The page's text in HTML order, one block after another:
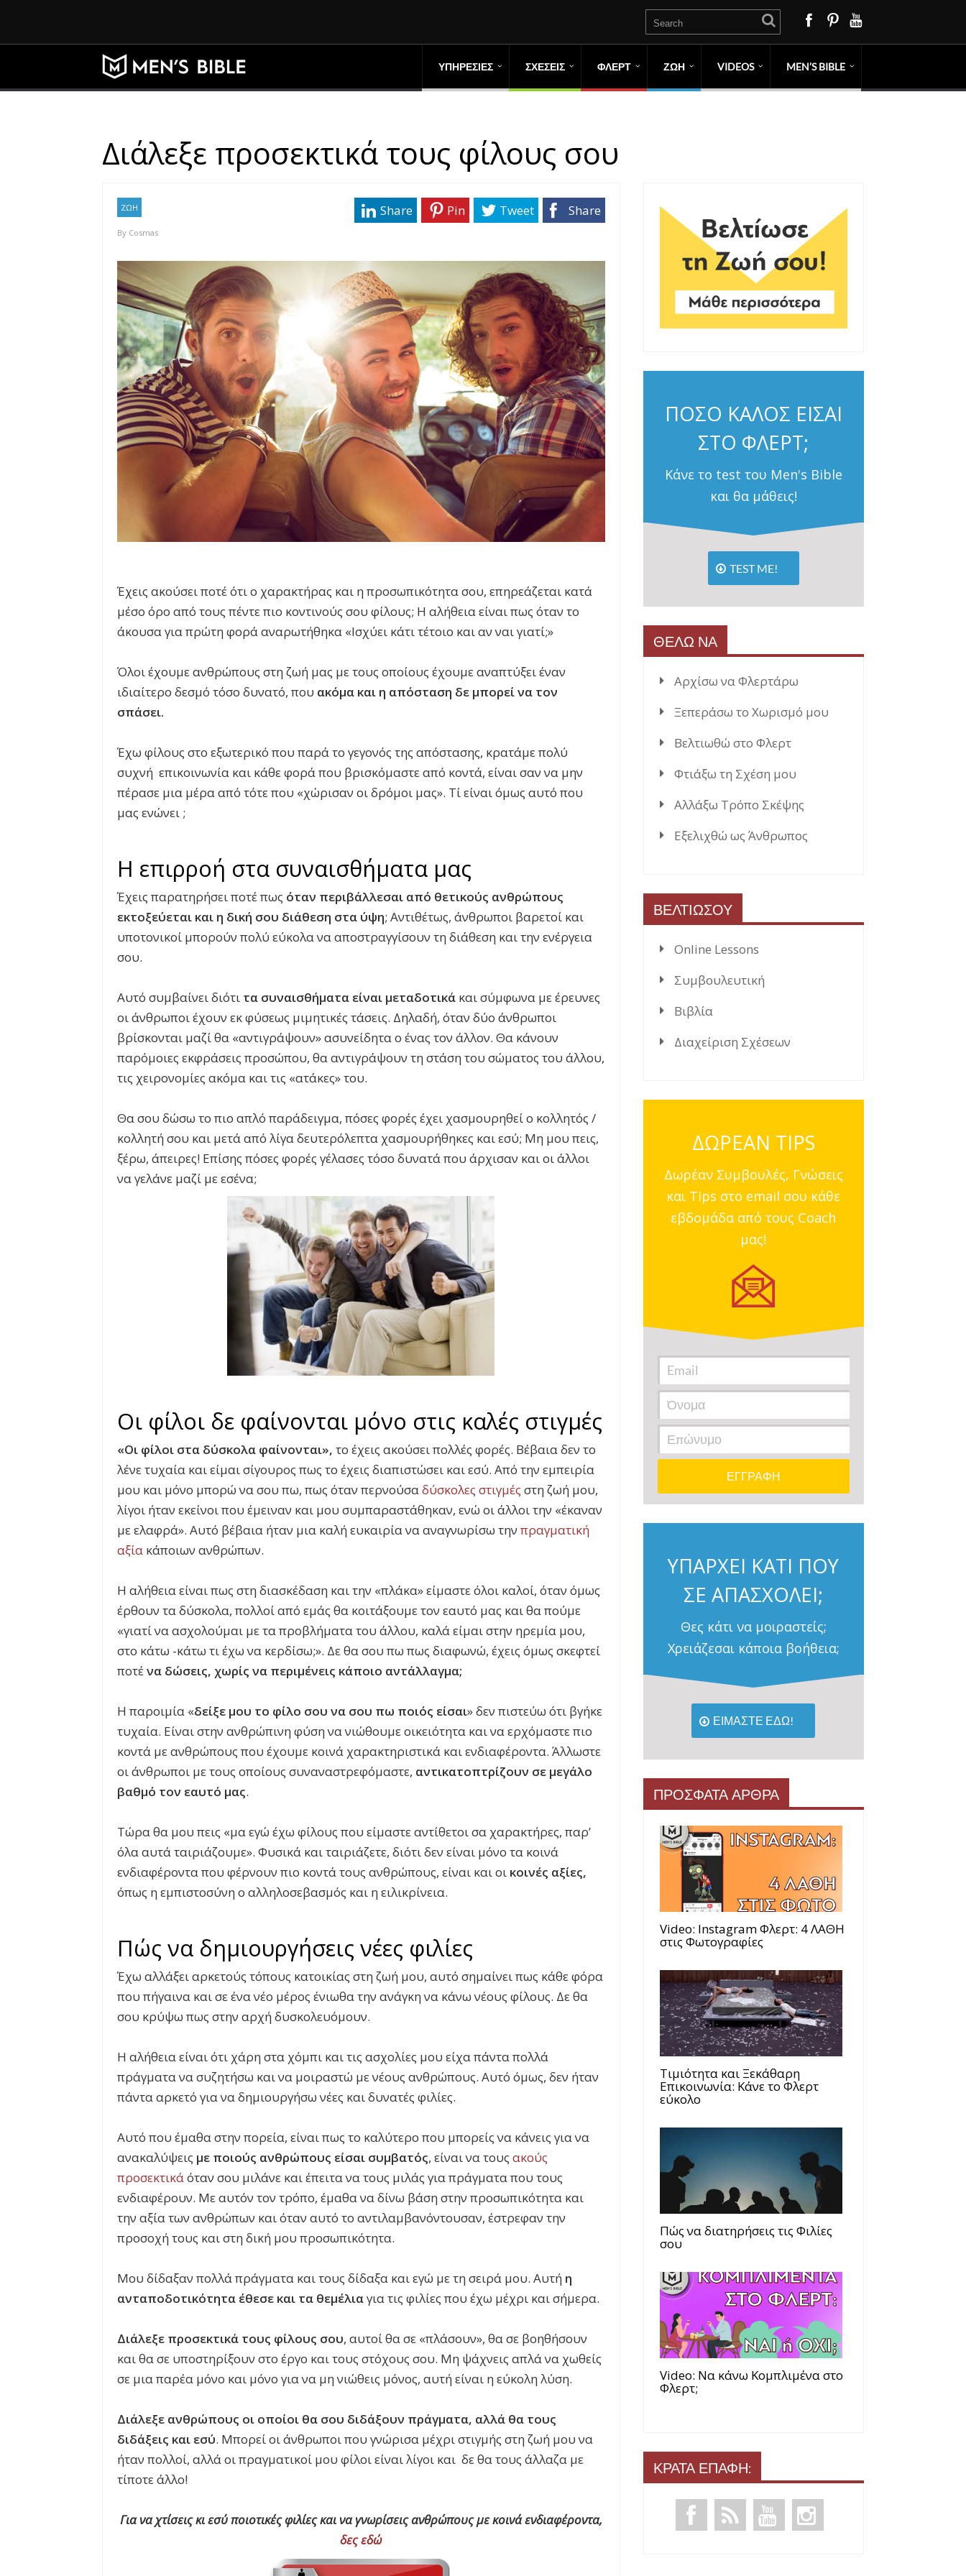
ΥΠΗΡΕΣΙΕΣ ΣΧΕΣΕΙΣ ΦΛΕΡΤ ΖΩΗ VIDEOS MEN’S BIBLE
Διάλεξε προσεκτικά τους φίλους σου
ΖΩΗ
By Cosmas
Share
Tweet
Pin
Share
Έχεις ακούσει ποτέ ότι ο χαρακτήρας και η προσωπικότητα σου, επηρεάζεται κατά
μέσο όρο από τους πέντε πιο κοντινούς σου φίλους; Η αλήθεια είναι πως όταν το
άκουσα για πρώτη φορά αναρωτήθηκα «Ισχύει κάτι τέτοιο και αν ναι γιατί;»
Όλοι έχουμε ανθρώπους στη ζωή μας με τους οποίους έχουμε αναπτύξει έναν
ιδιαίτερο δεσμό τόσο δυνατό, που ακόμα και η απόσταση δε μπορεί να τον
σπάσει.
Έχω φίλους στο εξωτερικό που παρά το γεγονός της απόστασης, κρατάμε πολύ
συχνή επικοινωνία και κάθε φορά που βρισκόμαστε από κοντά, είναι σαν να μην
πέρασε μια μέρα από τότε που «χώρισαν οι δρόμοι μας». Τί είναι όμως αυτό που
μας ενώνει ;
Η επιρροή στα συναισθήματα μας
Έχεις παρατηρήσει ποτέ πως όταν περιβάλλεσαι από θετικούς ανθρώπους
εκτοξεύεται και η δική σου διάθεση στα ύψη; Αντιθέτως, άνθρωποι βαρετοί και
υποτονικοί μπορούν πολύ εύκολα να αποστραγγίσουν τη διάθεση και την ενέργεια
σου.
Αυτό συμβαίνει διότι τα συναισθήματα είναι μεταδοτικά και σύμφωνα με έρευνες
οι άνθρωποι έχουν εκ φύσεως μιμητικές τάσεις. Δηλαδή, όταν δύο άνθρωποι
βρίσκονται μαζί θα «αντιγράψουν» ασυνείδητα ο ένας τον άλλον. Θα κάνουν
παρόμοιες εκφράσεις προσώπου, θα αντιγράψουν τη στάση του σώματος του άλλου,
τις χειρονομίες ακόμα και τις «ατάκες» του.
Θα σου δώσω το πιο απλό παράδειγμα, πόσες φορές έχει χασμουρηθεί ο κολλητός /
κολλητή σου και μετά από λίγα δευτερόλεπτα χασμουρήθηκες και εσύ; Μη μου πεις,
ξέρω, άπειρες! Επίσης πόσες φορές γέλασες τόσο δυνατά που άρχισαν και οι άλλοι
να γελάνε μαζί με εσένα;
Οι φίλοι δε φαίνονται μόνο στις καλές στιγμές
«Οι φίλοι στα δύσκολα φαίνονται», το έχεις ακούσει πολλές φορές. Βέβαια δεν το
λένε τυχαία και είμαι σίγουρος πως το έχεις διαπιστώσει και εσύ. Από την εμπειρία
μου και μόνο μπορώ να σου πω, πως όταν περνούσαδύσκολες στιγμές στη ζωή μου,
λίγοι ήταν εκείνοι που έμειναν και μου συμπαραστάθηκαν, ενώ οι άλλοι την «έκαναν
με ελαφρά». Αυτό βέβαια ήταν μια καλή ευκαιρία να αναγνωρίσω την πραγματική
αξία κάποιων ανθρώπων.
Η αλήθεια είναι πως στη διασκέδαση και την «πλάκα» είμαστε όλοι καλοί, όταν όμως
έρθουν τα δύσκολα, πολλοί από εμάς θα κοιτάξουμε τον εαυτό μας και θα πούμε
«γιατί να ασχολούμαι με τα προβλήματα του άλλου, καλά είμαι στην ηρεμία μου,
στο κάτω -κάτω τι έχω να κερδίσω;». Δε θα σου πω πως διαφωνώ, έχεις όμως σκεφτεί
ποτένα δώσεις, χωρίς να περιμένεις κάποιο αντάλλαγμα;
Η παροιμία «δείξε μου το φίλο σου να σου πω ποιός είσαι» δεν πιστεύω ότι βγήκε
τυχαία. Είναι στην ανθρώπινη φύση να νιώθουμε οικειότητα και να ερχόμαστε πιο
κοντά με ανθρώπους που έχουμε κοινά χαρακτηριστικά και ενδιαφέροντα. Άλλωστε
οι άνθρωποι με τους οποίους συναναστρεφόμαστε, αντικατοπτρίζουν σε μεγάλο
βαθμό τον εαυτό μας.
Τώρα θα μου πεις «μα εγώ έχω φίλους που είμαστε αντίθετοι σα χαρακτήρες, παρ’
όλα αυτά ταιριάζουμε». Φυσικά και ταιριάζετε, διότι δεν είναι μόνο τα κοινά
ενδιαφέροντα που φέρνουν πιο κοντά τους ανθρώπους, είναι και οι κοινές αξίες,
όπως η εμπιστοσύνη ο αλληλοσεβασμός και η ειλικρίνεια.
Πώς να δημιουργήσεις νέες φιλίες
Έχω αλλάξει αρκετούς τόπους κατοικίας στη ζωή μου, αυτό σημαίνει πως κάθε φόρα
που πήγαινα και σε ένα νέο μέρος ένιωθα την ανάγκη να κάνω νέους φίλους. Δε θα
σου κρύψω πως στην αρχή δυσκολευόμουν.
Η αλήθεια είναι ότι χάρη στα χόμπι και τις ασχολίες μου είχα πάντα πολλά
πράγματα να συζητήσω και να μοιραστώ με νέους ανθρώπους. Αυτό όμως, δεν ήταν
πάντα αρκετό για να δημιουργήσω νέες και δυνατές φιλίες.
Αυτό που έμαθα στην πορεία, είναι πως το καλύτερο που μπορείς να κάνεις για να
ανακαλύψεις με ποιούς ανθρώπους είσαι συμβατός, είναι να τους ακούς
προσεκτικάόταν σου μιλάνε και έπειτα να τους μιλάς για πράγματα που τους
ενδιαφέρουν. Με αυτόν τον τρόπο, έμαθα να δίνω βάση στην προσωπικότητα και
την αξία των ανθρώπων και όταν αυτό το αντιλαμβανόντουσαν, έστρεφαν την
προσοχή τους και στη δική μου προσωπικότητα.
Μου δίδαξαν πολλά πράγματα και τους δίδαξα και εγώ με τη σειρά μου. Αυτή η
ανταποδοτικότητα έθεσε και τα θεμέλιαγια τις φιλίες που έχω μέχρι και σήμερα.
Διάλεξε προσεκτικά τους φίλους σου, αυτοί θα σε «πλάσουν», θα σε βοηθήσουν
και θα σε υποστηρίξουν στο έργο και τους στόχους σου. Μη ψάχνεις απλά να χωθείς
σε μια παρέα μόνο και μόνο για να μη νιώθεις μόνος, αυτή είναι η εύκολη λύση.
Διάλεξε ανθρώπους οι οποίοι θα σου διδάξουν πράγματα, αλλά θα τους
διδάξεις και εσύ. Μπορεί οι άνθρωποι που γνώρισα μέχρι στιγμής στη ζωή μου να
ήταν πολλοί, αλλά οι πραγματικοί μου φίλοι είναι λίγοι και δε θα τους άλλαζα με
τίποτε άλλο!
Για να χτίσεις κι εσύ ποιοτικές φιλίες και να γνωρίσεις ανθρώπους με κοινά ενδιαφέροντα,
δες εδώ
ΠΟΣΟ ΚΑΛΟΣ ΕΙΣΑΙ
ΣΤΟ ΦΛΕΡΤ;
Κάνε το test του Men's Bible
και θα μάθεις!
TEST ME!
ΘΕΛΩ ΝΑ
Αρχίσω να Φλερτάρω
Ξεπεράσω το Χωρισμό μου
Βελτιωθώ στο Φλερτ
Φτιάξω τη Σχέση μου
Αλλάξω Τρόπο Σκέψης
Εξελιχθώ ως Άνθρωπος
ΒΕΛΤΙΩΣΟΥ
Online Lessons
Συμβουλευτική
Βιβλία
Διαχείριση Σχέσεων
ΔΩΡΕΑΝ TIPS
Δωρέαν Συμβουλές, Γνώσεις
και Tips στο email σου κάθε
εβδομάδα από τους Coach
μας!
ΥΠΑΡΧΕΙ ΚΑΤΙ ΠΟΥ
ΣΕ ΑΠΑΣΧΟΛΕΙ;
Θες κάτι να μοιραστείς;
Χρειάζεσαι κάποια βοήθεια;
ΕΙΜΑΣΤΕ ΕΔΩ!
ΠΡΟΣΦΑΤΑ ΑΡΘΡΑ
Video: Instagram Φλερτ: 4 ΛΑΘΗ
στις Φωτογραφίες
Τιμιότητα και Ξεκάθαρη
Επικοινωνία: Κάνε το Φλερτ
εύκολο
Πώς να διατηρήσεις τις Φιλίες
σου
Video: Να κάνω Κομπλιμένα στο
Φλερτ;
ΚΡΑΤΑ ΕΠΑΦΗ: